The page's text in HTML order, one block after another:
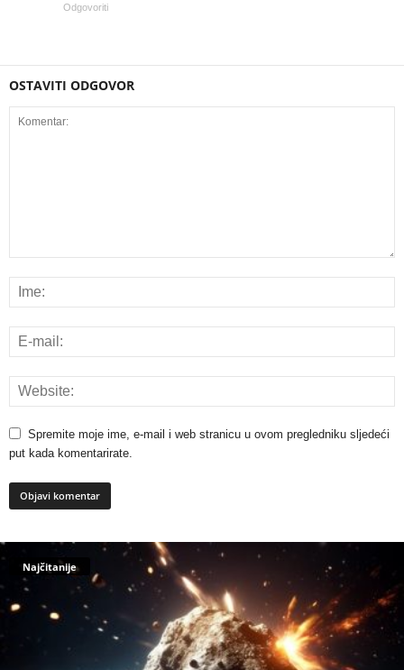
Odgovoriti
OSTAVITI ODGOVOR
Spremite moje ime, e-mail i web stranicu u ovom pregledniku sljedeći
put kada komentarirate.
Najčitanije